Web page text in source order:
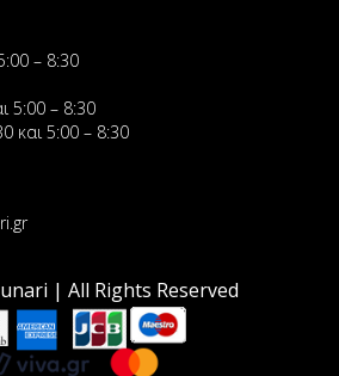
– 8:30
5:00 – 8:30
και 5:00 – 8:30
| All Rights Reserved